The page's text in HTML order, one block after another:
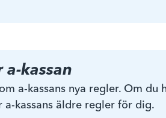
kassan
a-kassans nya regler. Om
kassans äldre regler för dig.